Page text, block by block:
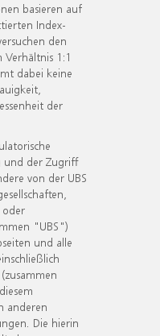
basieren auf
Index-
den
1:1
dabei keine
der
und der Zugriff
von der UBS
"UBS")
und alle
anderen
Die hierin